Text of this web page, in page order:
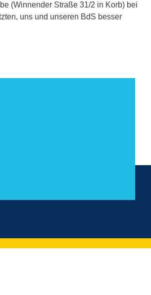
(Winnender Straße 31/2 in Korb) bei
uns und unseren BdS besser